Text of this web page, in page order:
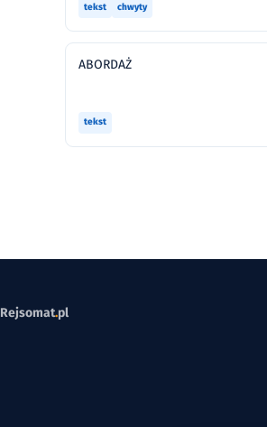
tekst chwyty
ABORDAŻ
tekst
Rejsomat.pl